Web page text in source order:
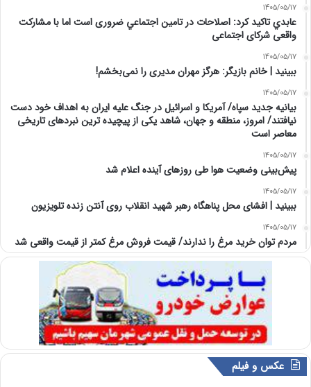
1405/05/17
عابدي تاكيد كرد: اصلاحات در تامين اجتماعي ضروری است اما با مشارکت
واقعی شرکای اجتماعی
1405/05/17
ببینید | خانم بازیگر: هرگز مهران مدیری را نمی‌بخشم!
1405/05/17
بیانیه جدید سپاه/ آمریکا و اسرائیل در جنگ علیه ایران به اهداف خود دست
نیافتند/ امروز، منطقه و جهان، شاهد یکی از پیچیده ترین نبردهای تاریخی
معاصر است
1405/05/17
پیش‌بینی وضعیت هوا طی روزهای آینده اعلام شد
1405/05/17
ببینید | افشای محل پناهگاه‌ رهبر شهید انقلاب روی آنتن زنده تلویزیون
1405/05/17
مردم توان خرید مرغ را ندارند/ قیمت فروش مرغ کمتر از قیمت واقعی شد
عکس و فیلم